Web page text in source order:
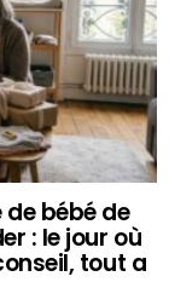
bébé de
: le jour où
tout a